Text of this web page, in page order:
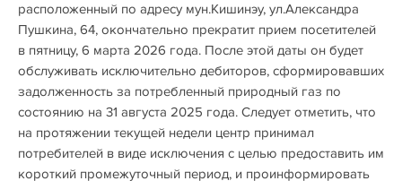
расположенный по адресу мун.Кишинэу, ул.Александра
Пушкина, 64, окончательно прекратит прием посетителей
в пятницу, 6 марта 2026 года. После этой даты он будет
обслуживать исключительно дебиторов, сформировавших
задолженность за потребленный природный газ по
состоянию на 31 августа 2025 года. Следует отметить, что
на протяжении текущей недели центр принимал
потребителей в виде исключения с целью предоставить им
короткий промежуточный период, и проинформировать